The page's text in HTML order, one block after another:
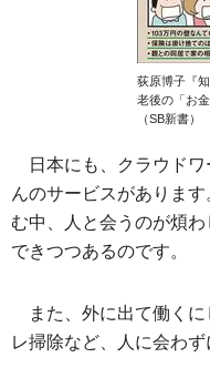
荻原博子『
老後の「お金
（SB新書）
日本にも、クラウド
んのサービスがありま
む中、人と会うのが煩
できつつあるのです。
また、外に出て働く
レ掃除など、人に会わ